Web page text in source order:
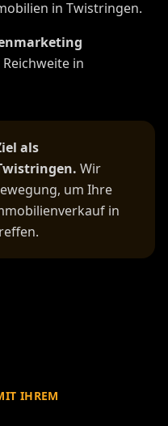
in Twistringen.
in
als
Wir
um Ihre
in
IHREM